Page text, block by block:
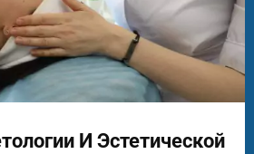
И Эстетической